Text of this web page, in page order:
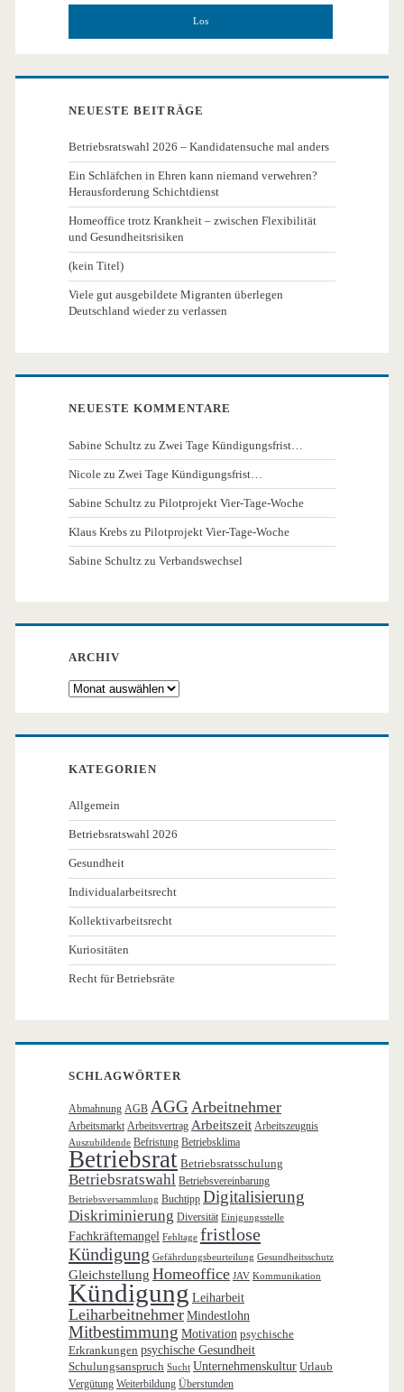
NEUESTE BEITRÄGE
Betriebsratswahl 2026 – Kandidatensuche mal anders
Ein Schläfchen in Ehren kann niemand verwehren?
Herausforderung Schichtdienst
Homeoffice trotz Krankheit – zwischen Flexibilität
und Gesundheitsrisiken
(kein Titel)
Viele gut ausgebildete Migranten überlegen
Deutschland wieder zu verlassen
NEUESTE KOMMENTARE
Sabine Schultz zu Zwei Tage Kündigungsfrist…
Nicole zu Zwei Tage Kündigungsfrist…
Sabine Schultz zuPilotprojekt Vier-Tage-Woche
Klaus Krebs zuPilotprojekt Vier-Tage-Woche
Sabine Schultz zuVerbandswechsel
ARCHIV
Archiv
KATEGORIEN
Allgemein
Betriebsratswahl 2026
Gesundheit
Individualarbeitsrecht
Kollektivarbeitsrecht
Kuriositäten
Recht für Betriebsräte
SCHLAGWÖRTER
Abmahnung AGB AGG Arbeitnehmer
Arbeitsmarkt Arbeitsvertrag Arbeitszeit Arbeitszeugnis
Auszubildende Befristung Betriebsklima
Betriebsrat Betriebsratsschulung
Betriebsratswahl Betriebsvereinbarung
Betriebsversammlung Buchtipp Digitalisierung
Diskriminierung Diversität Einigungsstelle
Fachkräftemangel Fehltage fristlose
Kündigung Gefährdungsbeurteilung Gesundheitsschutz
Gleichstellung Homeoffice JAV Kommunikation
Kündigung Leiharbeit
Leiharbeitnehmer Mindestlohn
Mitbestimmung Motivation psychische
Erkrankungen psychische Gesundheit
Schulungsanspruch Sucht Unternehmenskultur Urlaub
Vergütung Weiterbildung Überstunden